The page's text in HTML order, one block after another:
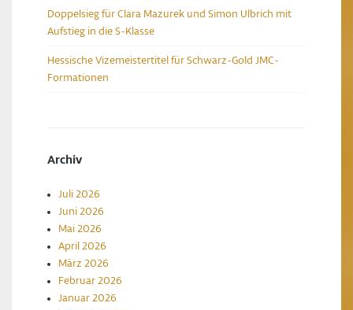
Doppelsieg für Clara Mazurek und Simon Ulbrich mit
Aufstieg in die S-Klasse
Hessische Vizemeistertitel für Schwarz-Gold JMC-
Formationen
Archiv
Juli 2026
Juni 2026
Mai 2026
April 2026
März 2026
Februar 2026
Januar 2026